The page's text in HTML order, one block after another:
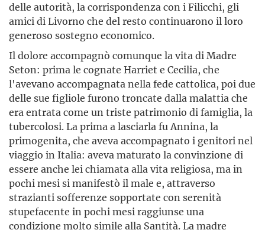
delle autorità, la corrispondenza con i Filicchi, gli
amici di Livorno che del resto continuarono il loro
generoso sostegno economico.
Il dolore accompagnò comunque la vita di Madre
Seton: prima le cognate Harriet e Cecilia, che
l'avevano accompagnata nella fede cattolica, poi due
delle sue figliole furono troncate dalla malattia che
era entrata come un triste patrimonio di famiglia, la
tubercolosi. La prima a lasciarla fu Annina, la
primogenita, che aveva accom­pagnato i genitori nel
viaggio in Italia: aveva maturato la convinzione di
essere anche lei chiamata alla vita reli­giosa, ma in
pochi mesi si manifestò il male e, attraverso
strazianti sofferenze sopportate con serenità
stupefacente in pochi mesi raggiunse una
condizione molto simile alla Santità. La madre